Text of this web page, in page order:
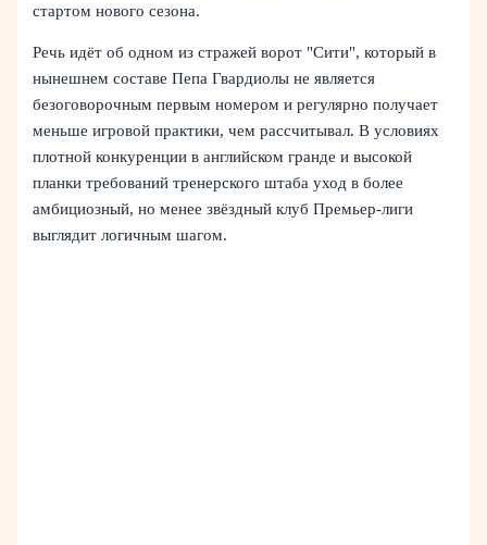
стартом нового сезона.
Речь идёт об одном из стражей ворот "Сити", который в
нынешнем составе Пепа Гвардиолы не является
безоговорочным первым номером и регулярно получает
меньше игровой практики, чем рассчитывал. В условиях
плотной конкуренции в английском гранде и высокой
планки требований тренерского штаба уход в более
амбициозный, но менее звёздный клуб Премьер‑лиги
выглядит логичным шагом.